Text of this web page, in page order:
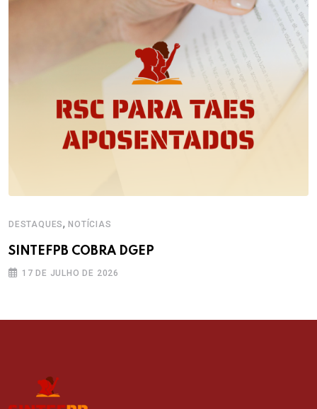
DESTAQUES,NOTÍCIAS
SINTEFPB COBRA DGEP
17 DE JULHO DE 2026